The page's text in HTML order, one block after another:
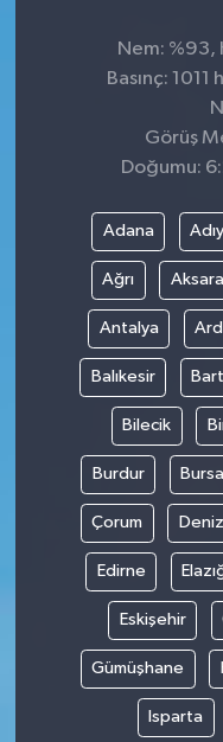
Nem: %93,
Basınç:
Görüş
Doğumu:
Adana
Ağrı
Antalya
Balıkesir
Bilecik
Burdur Bursa
Çorum
Edirne
Eskişehir
Gümüşhane
Isparta
POLİTİKA
RÖPORTAJ
SAĞLIK
SPOR
TARIM
TEKNOLOJİ
TURİZM
VİDEO HABER
YAŞAM